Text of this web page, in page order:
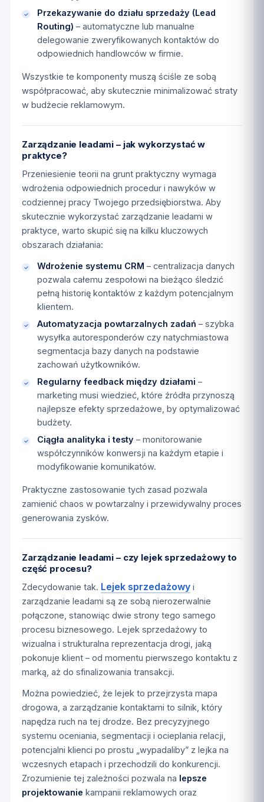
Przekazywanie do działu sprzedaży (Lead
Routing) – automatyczne lub manualne
delegowanie zweryfikowanych kontaktów do
odpowiednich handlowców w firmie.
Wszystkie te komponenty muszą ściśle ze sobą
współpracować, aby skutecznie minimalizować straty
w budżecie reklamowym.
Zarządzanie leadami – jak wykorzystać w
praktyce?
Przeniesienie teorii na grunt praktyczny wymaga
wdrożenia odpowiednich procedur i nawyków w
codziennej pracy Twojego przedsiębiorstwa. Aby
skutecznie wykorzystać zarządzanie leadami w
praktyce, warto skupić się na kilku kluczowych
obszarach działania:
Wdrożenie systemu CRM – centralizacja danych
pozwala całemu zespołowi na bieżąco śledzić
pełną historię kontaktów z każdym potencjalnym
klientem.
Automatyzacja powtarzalnych zadań – szybka
wysyłka autoresponderów czy natychmiastowa
segmentacja bazy danych na podstawie
zachowań użytkowników.
Regularny feedback między działami –
marketing musi wiedzieć, które źródła przynoszą
najlepsze efekty sprzedażowe, by optymalizować
budżety.
Ciągła analityka i testy – monitorowanie
współczynników konwersji na każdym etapie i
modyfikowanie komunikatów.
Praktyczne zastosowanie tych zasad pozwala
zamienić chaos w powtarzalny i przewidywalny proces
generowania zysków.
Zarządzanie leadami – czy lejek sprzedażowy to
część procesu?
Zdecydowanie tak. Lejek sprzedażowy i
zarządzanie leadami są ze sobą nierozerwalnie
połączone, stanowiąc dwie strony tego samego
procesu biznesowego. Lejek sprzedażowy to
wizualna i strukturalna reprezentacja drogi, jaką
pokonuje klient – od momentu pierwszego kontaktu z
marką, aż do sfinalizowania transakcji.
Można powiedzieć, że lejek to przejrzysta mapa
drogowa, a zarządzanie kontaktami to silnik, który
napędza ruch na tej drodze. Bez precyzyjnego
systemu oceniania, segmentacji i ocieplania relacji,
potencjalni klienci po prostu „wypadaliby” z lejka na
wczesnych etapach i przechodzili do konkurencji.
Zrozumienie tej zależności pozwala na lepsze
projektowanie kampanii reklamowych oraz